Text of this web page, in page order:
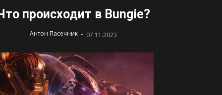
происходит в Bungie?
Антон Пасечник - 07.11.2023